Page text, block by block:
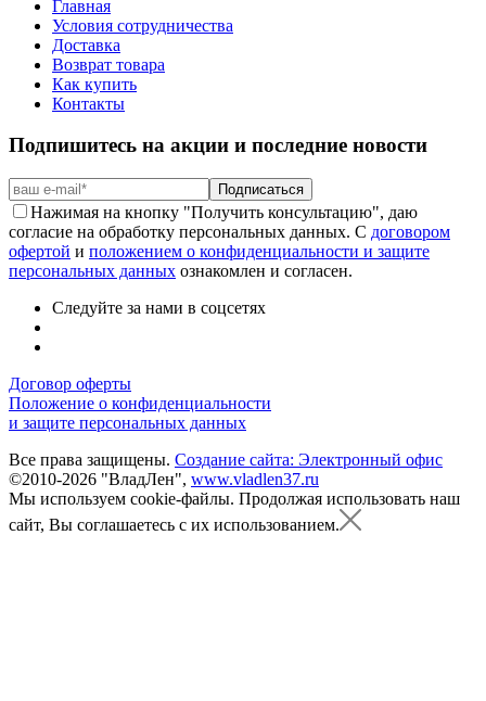
Главная
Условия сотрудничества
Доставка
Возврат товара
Как купить
Контакты
Подпишитесь на акции и последние новости
Подписаться
Нажимая на кнопку "Получить консультацию", даю
согласие на обработку персональных данных. С договором
офертой и положением о конфиденциальности и защите
персональных данных ознакомлен и согласен.
Следуйте за нами в соцсетях
Договор оферты
Положение о конфиденциальности
и защите персональных данных
Все права защищены. Создание сайта: Электронный офис
©2010-2026 "ВладЛен", www.vladlen37.ru
Мы используем cookie-файлы. Продолжая использовать наш
сайт, Вы соглашаетесь с их использованием.